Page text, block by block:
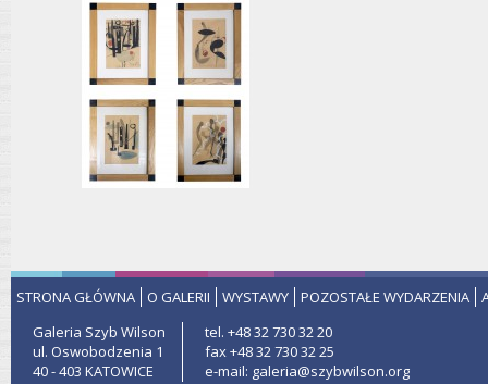
STRONA GŁÓWNA O GALERII WYSTAWY POZOSTAŁE WYDARZENIA
Galeria Szyb Wilson
ul. Oswobodzenia 1
40 - 403 KATOWICE
tel. +48 32 730 32 20
fax +48 32 730 32 25
e-mail: galeria@szybwilson.org